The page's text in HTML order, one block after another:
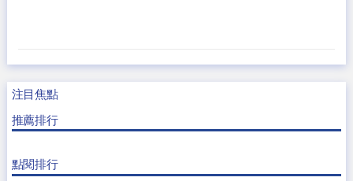
注目焦點
推薦排行
點閱排行